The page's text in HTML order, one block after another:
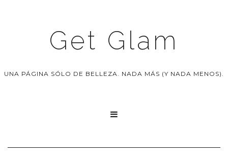
Get Glam
UNA PÁGINA SÓLO DE BELLEZA. NADA MÁS (Y NADA MENOS).
